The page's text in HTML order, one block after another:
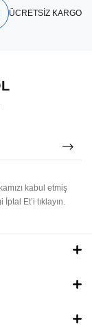
ÜCRETSİZ KARGO
kabul etmiş
Et’i tıklayın.